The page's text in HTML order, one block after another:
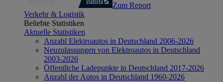
Zum Report
Verkehr & Logistik
Beliebte Statistiken
Aktuelle Statistiken
Anzahl Elektroautos in Deutschland 2006-2026
Neuzulassungen von Elektroautos in Deutschland
2003-2026
Öffentliche Ladepunkte in Deutschland 2017-2026
Anzahl der Autos in Deutschland 1960-2026